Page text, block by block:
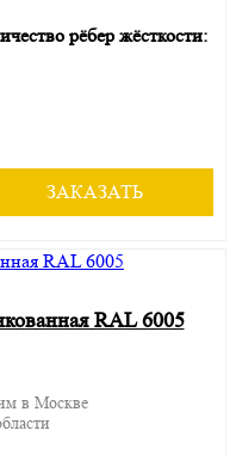
рёбер жёсткости:
ЗАКАЗАТЬ
RAL 6005
в Москве